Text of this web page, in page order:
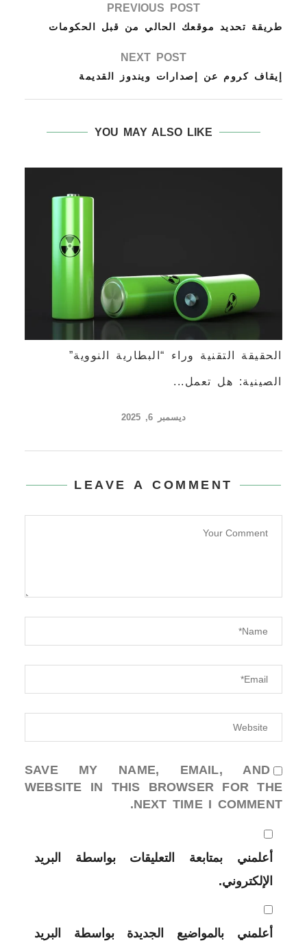
PREVIOUS POST
طريقة تحديد موقعك الحالي من قبل الحكومات
NEXT POST
إيقاف كروم عن إصدارات ويندوز القديمة
YOU MAY ALSO LIKE
الحقيقة التقنية وراء “البطارية النووية”
الصينية: هل تعمل...
ديسمبر 6, 2025
LEAVE A COMMENT
SAVE MY NAME, EMAIL, AND
WEBSITE IN THIS BROWSER FOR THE
NEXT TIME I COMMENT.
أعلمني بمتابعة التعليقات بواسطة البريد
الإلكتروني.
أعلمني بالمواضيع الجديدة بواسطة البريد